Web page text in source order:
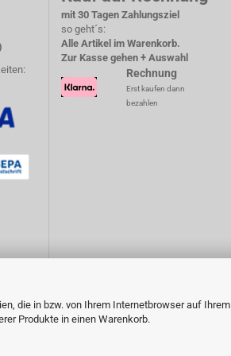
die in bzw. von Ihrem Internetbrowser auf Ihrem
Produkte in einen Warenkorb.
mit 30 Tagen Zahlungsziel
so geht´s:
Alle Artikel im Warenkorb.
Zur Kasse gehen + Auswahl
Rechnung
Erst kaufen dann
bezahlen